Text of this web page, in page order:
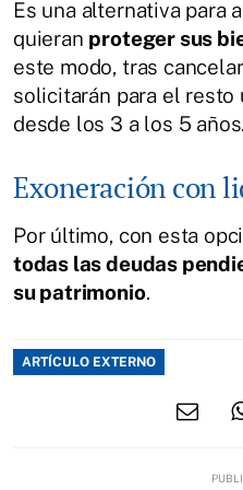
Es una alternativa para
quieran proteger sus
este modo, tras
solicitarán para el resto
desde los 3 a los 5 años.
Exoneración con
Por último, con esta
todas las deudas
su patrimonio.
ARTÍCULO EXTERNO